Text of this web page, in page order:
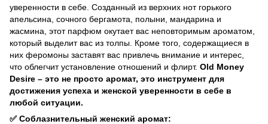
уверенности в себе. Созданный из верхних нот горького
апельсина, сочного бергамота, полыни, мандарина и
жасмина, этот парфюм окутает вас неповторимым ароматом,
который выделит вас из толпы. Кроме того, содержащиеся в
них феромоны заставят вас привлечь внимание и интерес,
что облегчит установление отношений и флирт. Old Money
Desire – это не просто аромат, это инструмент для
достижения успеха и женской уверенности в себе в
любой ситуации.
✅ Соблазнительный женский аромат: